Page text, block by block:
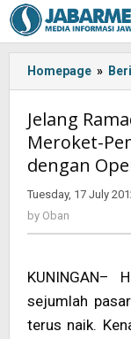
Skip
to
content
Homepage »
Jelang
Meroket-
dengan
Tuesday, 17 July
by Oban
KUNINGAN–
sejumlah
terus naik.